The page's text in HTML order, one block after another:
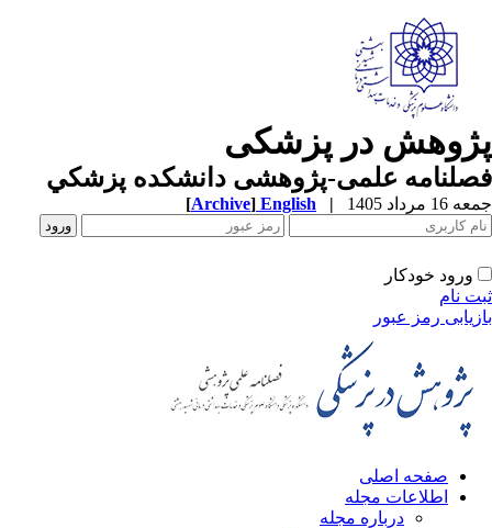
در پزشکی
علمی-پژوهشی دانشکده پزشکي
مرداد 1405 |
English
[Archive]
ورود خودکار
نام
رمز عبور
صفحه اصلی
اطلاعات مجله
درباره مجله